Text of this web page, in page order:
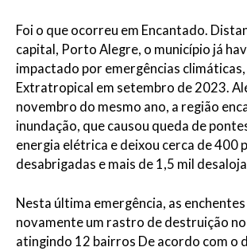
Foi o que ocorreu em Encantado.
capital, Porto Alegre, o município já
impactado por emergências
Extratropical em setembro de 2023.
novembro do mesmo ano, a região
inundação, que causou queda de
energia elétrica e deixou cerca de 400
desabrigadas e mais de 1,5 mil
Nesta última emergência, as
novamente um rastro de destruição
atingindo 12 bairros De acordo com o